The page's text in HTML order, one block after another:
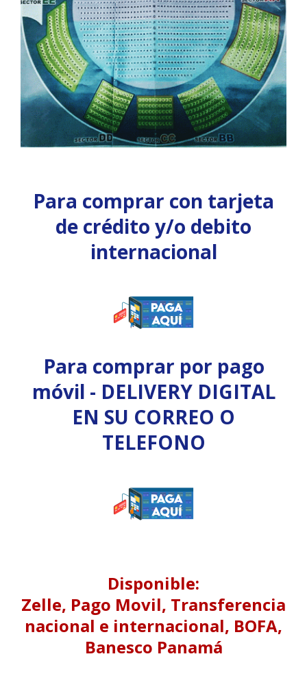
Para comprar con tarjeta
de crédito y/o debito
internacional
Para comprar por pago
móvil - DELIVERY DIGITAL
EN SU CORREO O
TELEFONO
Disponible:
Zelle, Pago Movil, Transferencia
nacional e internacional, BOFA,
Banesco Panamá